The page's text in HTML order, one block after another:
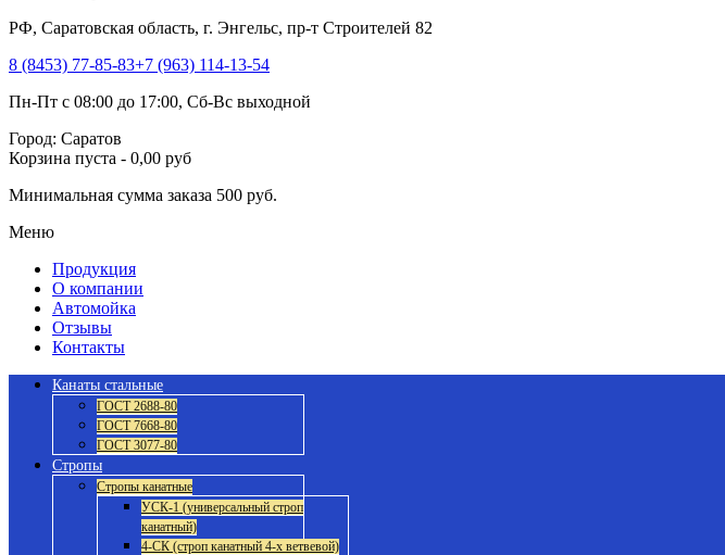
РФ, Саратовская область, г. Энгельс, пр-т Строителей 82
8 (8453) 77-85-83+7 (963) 114-13-54
Пн-Пт с 08:00 до 17:00, Сб-Вс выходной
Город: Саратов
Корзина пуста - 0,00 руб
Минимальная сумма заказа 500 руб.
Меню
Продукция
О компании
Автомойка
Отзывы
Контакты
Канаты стальные
ГОСТ 2688-80
ГОСТ 7668-80
ГОСТ 3077-80
Стропы
Стропы канатные
УСК-1 (универсальный строп
канатный)
4-СК (строп канатный 4-х ветвевой)